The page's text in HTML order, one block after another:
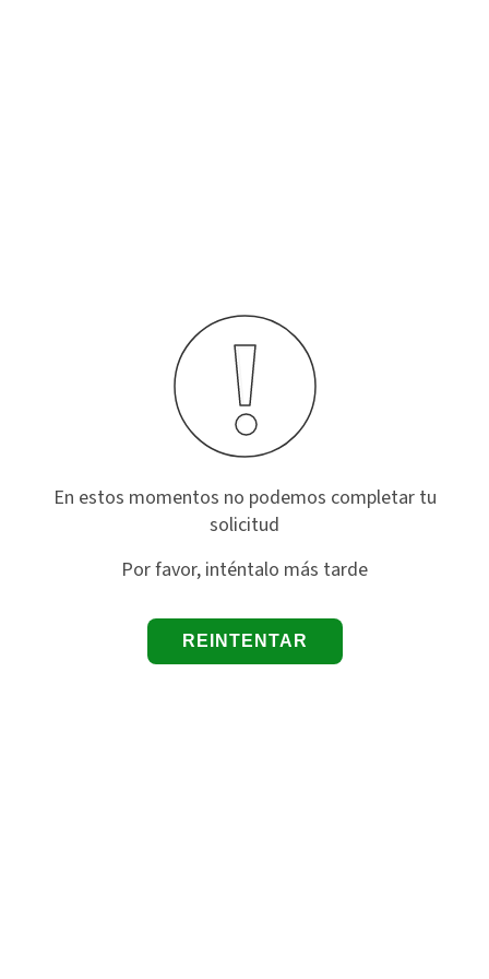
En estos momentos no podemos completar tu
solicitud
Por favor, inténtalo más tarde
REINTENTAR